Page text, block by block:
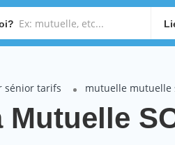
sénior tarifs mutuelle mutuelle